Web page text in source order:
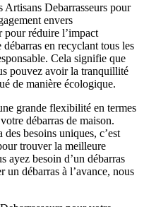
Artisans Debarrasseurs pour
envers
pour réduire l’impact
en recyclant tous les
Cela signifie que
pouvez avoir la tranquillité
de manière écologique.
grande flexibilité en termes
débarras de maison.
besoins uniques, c’est
trouver la meilleure
ayez besoin d’un débarras
débarras à l’avance, nous